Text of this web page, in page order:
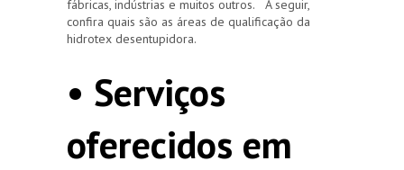
fábricas, indústrias e muitos outros. A seguir,
confira quais são as áreas de qualificação da
hidrotex desentupidora.
• Serviços
oferecidos em